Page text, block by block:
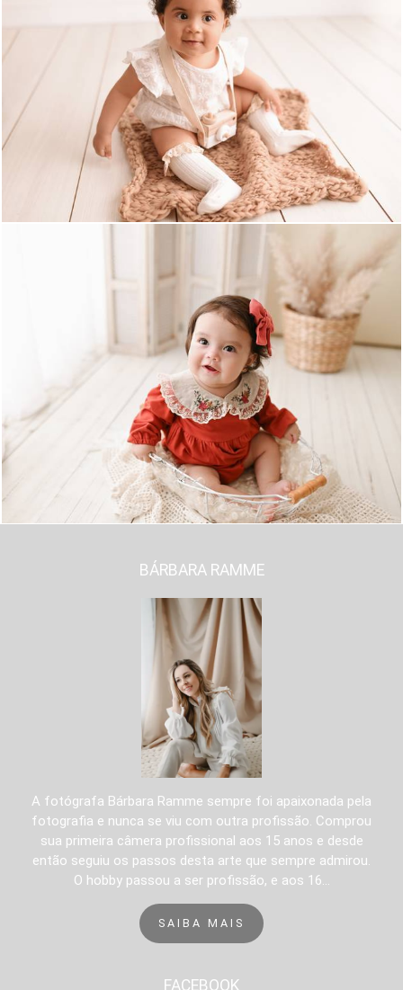
680 0
937 0
BÁRBARA RAMME
A fotógrafa Bárbara Ramme sempre foi apaixonada pela
fotografia e nunca se viu com outra profissão. Comprou
sua primeira câmera profissional aos 15 anos e desde
então seguiu os passos desta arte que sempre admirou.
O hobby passou a ser profissão, e aos 16...
SAIBA MAIS
FACEBOOK